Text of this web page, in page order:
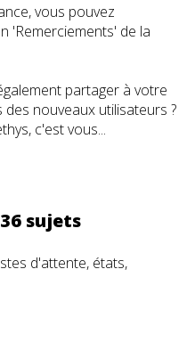
vous pouvez
'Remerciements' de la
partager à votre
nouveaux utilisateurs ?
c'est vous...
sujets
d'attente, états,